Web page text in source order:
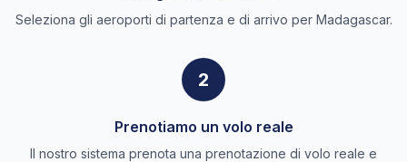
Seleziona gli aeroporti di partenza e di arrivo per Madagascar.
2
Prenotiamo un volo reale
Il nostro sistema prenota una prenotazione di volo reale e